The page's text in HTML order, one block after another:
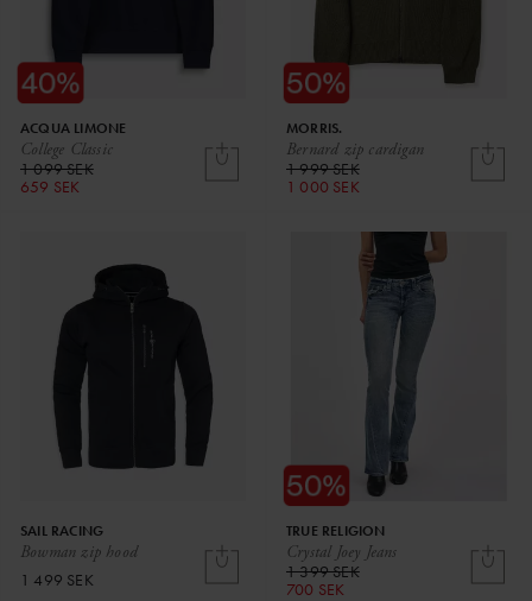
College Classic
ACQUA LIMONE
1 099 SEK
659 SEK
Bernard zip cardigan
MORRIS.
1 999 SEK
1 000 SEK
Bowman zip hood
SAIL RACING
1 499 SEK
Crystal Joey Jeans
TRUE RELIGION
1 399 SEK
700 SEK